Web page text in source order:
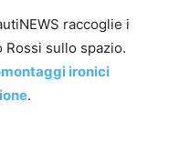
raccoglie i
sullo spazio.
ironici
.